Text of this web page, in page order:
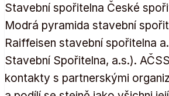
Stavební spořitelna České
Modrá pyramida stavební
Raiffeisen stavební spořitelna
Stavební Spořitelna, a.s.).
kontakty s partnerskými